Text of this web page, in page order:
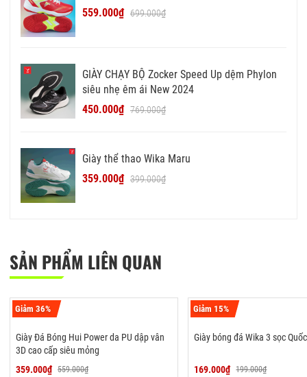
559.000₫ 699.000₫
GIÀY CHẠY BỘ Zocker Speed Up dệm Phylon
siêu nhẹ êm ái New 2024
450.000₫ 769.000₫
Giày thể thao Wika Maru
359.000₫ 399.000₫
SẢN PHẨM LIÊN QUAN
Giảm 36%
Giày Đá Bóng Hui Power da PU dập vân
3D cao cấp siêu mỏng
359.000₫ 559.000₫
Giảm 15%
Giày bóng đá Wika 3 sọc
169.000₫ 199.000₫